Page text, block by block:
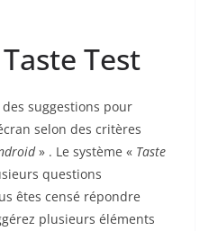
Test
suggestions pour
selon des critères
» . Le système « Taste
questions
êtes censé répondre
plusieurs éléments